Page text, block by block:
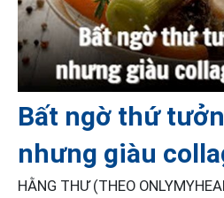
Bất ngờ thứ
nhưng giàu
HẰNG THƯ (THEO